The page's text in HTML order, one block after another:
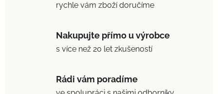
rychle vám zboží doručíme
Nakupujte přímo u výrobce
s více než 20 let zkušeností
Rádi vám poradíme